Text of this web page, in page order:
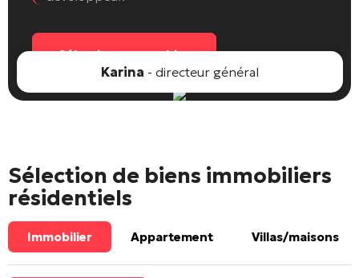
Sélectionnez un objet
Karina - directeur général
Sélection de biens immobiliers
résidentiels
Immobilier Appartement Villas/maisons